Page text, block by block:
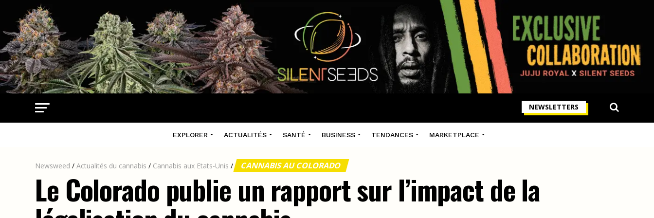
NEWSLETTERS
EXPLORER ACTUALITÉS SANTÉ BUSINESS TENDANCES MARKETPLACE
Newsweed / Actualités du cannabis / Cannabis aux Etats-Unis / CANNABIS AU COLORADO
Le Colorado publie un rapport sur l’impact de la